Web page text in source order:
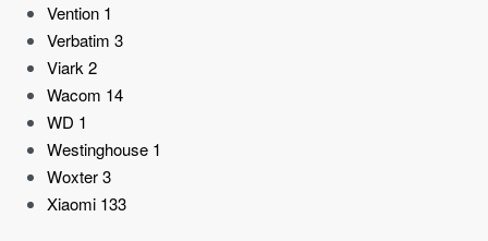
Vention 1
Verbatim 3
Viark2
Wacom 14
WD 1
Westinghouse 1
Woxter3
Xiaomi 133